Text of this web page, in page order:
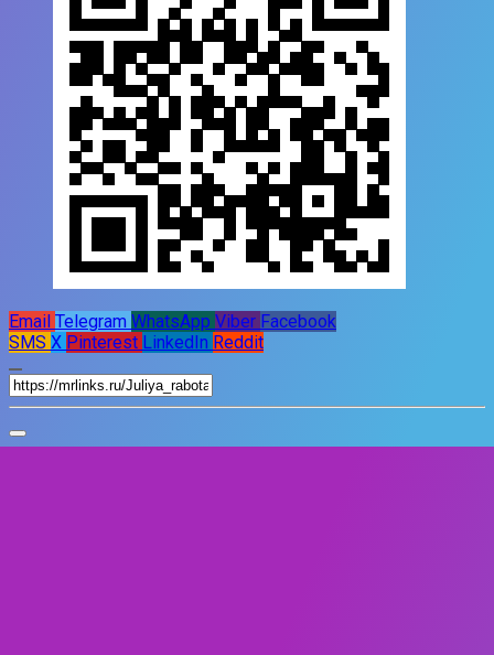
Email Telegram WhatsApp Viber Facebook
SMS X Pinterest LinkedIn Reddit